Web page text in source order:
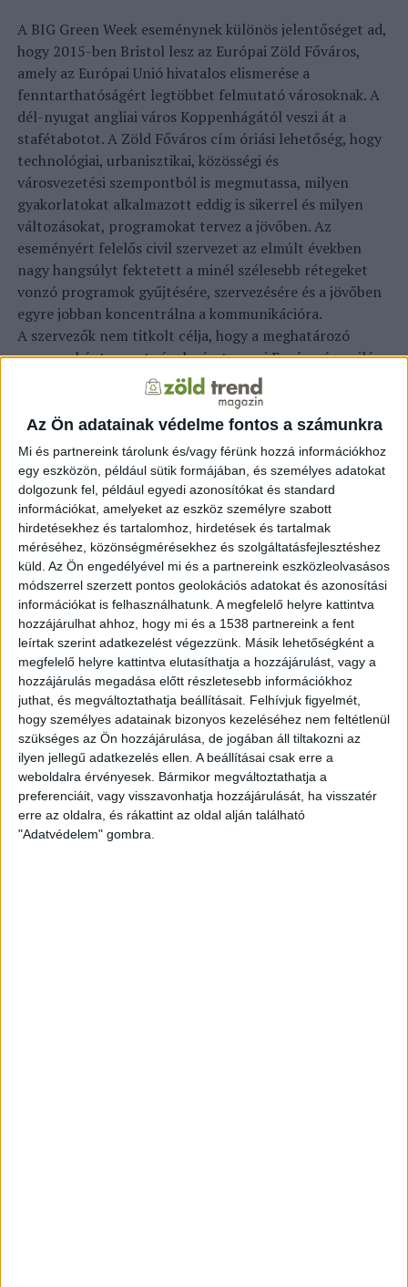
Az Ön adatainak védelme fontos a számunkra
Mi és partnereink tárolunk és/vagy férünk hozzá információkhoz
egy eszközön, például sütik formájában, és személyes adatokat
dolgozunk fel, például egyedi azonosítókat és standard
információkat, amelyeket az eszköz személyre szabott
hirdetésekhez és tartalomhoz, hirdetések és tartalmak
méréséhez, közönségmérésekhez és szolgáltatásfejlesztéshez
küld. Az Ön engedélyével mi és a partnereink eszközleolvasásos
módszerrel szerzett pontos geolokációs adatokat és azonosítási
információkat is felhasználhatunk. A megfelelő helyre kattintva
hozzájárulhat ahhoz, hogy mi és a 1538 partnereink a fent
leírtak szerint adatkezelést végezzünk. Másik lehetőségként a
megfelelő helyre kattintva elutasíthatja a hozzájárulást, vagy a
hozzájárulás megadása előtt részletesebb információkhoz
juthat, és megváltoztathatja beállításait. Felhívjuk figyelmét,
hogy személyes adatainak bizonyos kezeléséhez nem feltétlenül
szükséges az Ön hozzájárulása, de jogában áll tiltakozni az
ilyen jellegű adatkezelés ellen. A beállításai csak erre a
weboldalra érvényesek. Bármikor megváltoztathatja a
preferenciáit, vagy visszavonhatja hozzájárulását, ha visszatér
erre az oldalra, és rákattint az oldal alján található
"Adatvédelem" gombra.
A BIG Green Week eseménynek különös jelentőséget ad,
hogy 2015-ben Bristol lesz az Európai Zöld Főváros,
amely az Európai Unió hivatalos elismerése a
fenntarthatóságért legtöbbet felmutató városoknak. A
dél-nyugat angliai város Koppenhágától veszi át a
stafétabotot. A Zöld Főváros cím óriási lehetőség, hogy
technológiai, urbanisztikai, közösségi és
városvezetési szempontból is megmutassa, milyen
gyakorlatokat alkalmazott eddig is sikerrel és milyen
változásokat, programokat tervez a jövőben. Az
eseményért felelős civil szervezet az elmúlt években
nagy hangsúlyt fektetett a minél szélesebb rétegeket
vonzó programok gyűjtésére, szervezésére és a jövőben
egyre jobban koncentrálna a kommunikációra.
A szervezők nem titkolt célja, hogy a meghatározó
programként szeretnének részt venni Európa és a világ
fenntartható fejlődésről gondolkodó civil
kezdeményezései között.
hogy a nemzetközi vérkeringésbe is bekapcsolódhassunk
mindazzal a sok programmal, kezdeményezéssel, ami itt,
nálunk már évek, évtizedek óta gyakorlat. Ezért külön
öröm, hogy András nem csak évtizedes
kommunikációs tapasztalatát, hanem a
„nemzetköziséget” is hozta a csapatunkba.
(Paul Rainger, fesztiváligazgató)
Sztaniszláv András több mint tíz éve dolgozik vállalati
kommunikációs területen, számos magyar vállalatnál
stratégiai tanácsadóként segítette Társadalmi
Felelősségvállalási (CSR) és Fenntarthatósági (SD)
stratégiák, jelentések és kommunikációs projektek
tervezését, létrejöttét. Néhány hónapja a cég nyitott az
Egyesüli Királyság piaca felé, a feladatot ennek jegyében
vállalta el. A felkérésre a bristoli polgármesterrel
történt beszélgetést követően került sor, a munkát pro-
bono, tehát díjazás nélkül végzi. “Különösen érdekes